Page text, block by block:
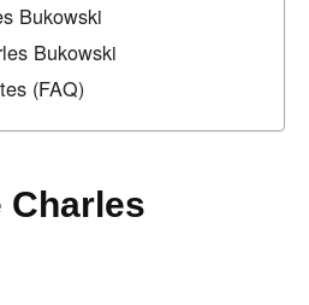
Bukowski
Bukowski
(FAQ)
Charles